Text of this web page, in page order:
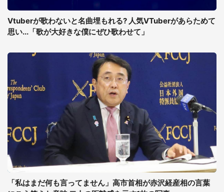
Vtuberが歌わないと名曲埋もれる? 人気VTuberがあらためて
思い...「歌が大好きな僕にぜひ歌わせて」
「私はまだ何も言ってません」高市首相が赤沢経産相の言葉